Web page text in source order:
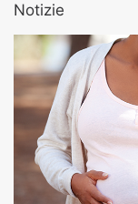
Notizie